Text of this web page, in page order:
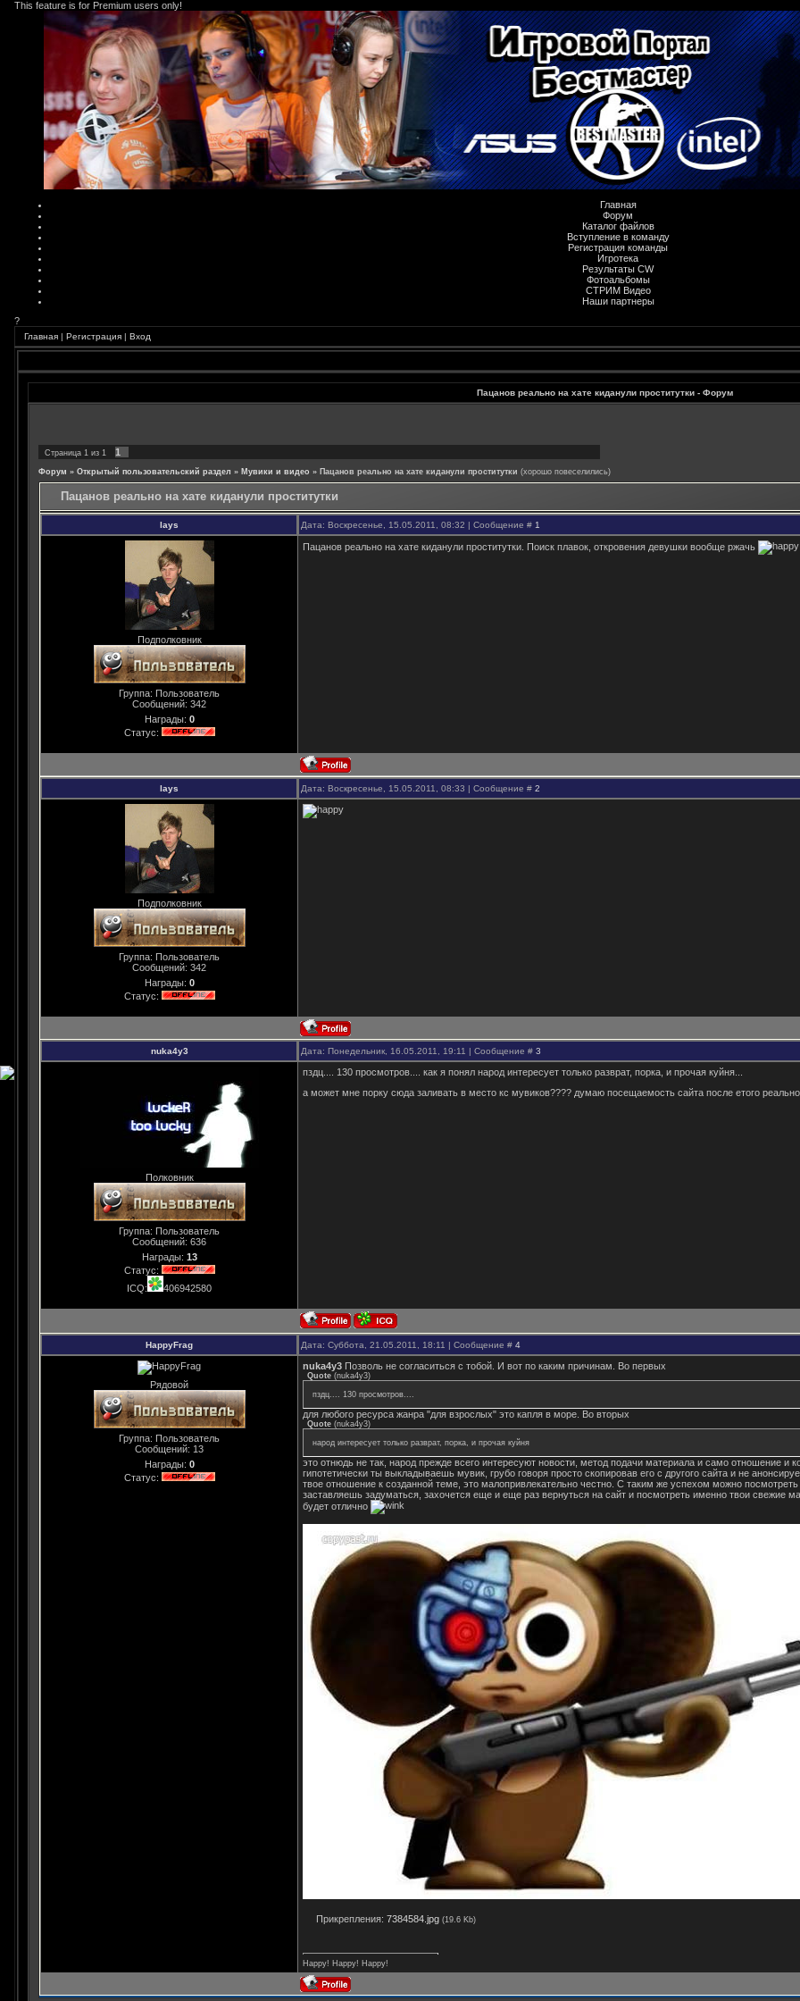
This feature is for Premium users only!
Главная
Форум
Каталог файлов
Вступление в команду
Регистрация команды
Игротека
Результаты CW
Фотоальбомы
СТРИМ Видео
Наши партнеры
?
Главная | Регистрация | Вход
Пацанов реально на хате киданули проститутки - Форум
Страница 1 из 1 1
Форум » Открытый пользовательский раздел » Мувики и видео » Пацанов реально на хате киданули проститутки (хорошо повеселились)
Пацанов реально на хате киданули проститутки
lays Дата: Воскресенье, 15.05.2011, 08:32 | Сообщение # 1
Подполковник
Группа: Пользователь
Сообщений: 342
Награды: 0
Статус:
Пацанов реально на хате киданули проститутки. Поиск плавок, откровения девушки вообще ржачь
lays Дата: Воскресенье, 15.05.2011, 08:33 | Сообщение # 2
Подполковник
Группа: Пользователь
Сообщений: 342
Награды: 0
Статус:
nuka4y3 Дата: Понедельник, 16.05.2011, 19:11 | Сообщение # 3
Полковник
Группа: Пользователь
Сообщений: 636
Награды: 13
Статус:
ICQ:
406942580
пздц.... 130 просмотров.... как я понял народ интересует только разврат, порка, и прочая куйня...
а может мне порку сюда заливать в место кс мувиков???? думаю посещаемость сайта после етого реально
HappyFrag Дата: Суббота, 21.05.2011, 18:11 | Сообщение # 4
Рядовой
Группа: Пользователь
Сообщений: 13
Награды: 0
Статус:
nuka4y3 Позволь не согласиться с тобой. И вот по каким причинам. Во первых
Quote (nuka4y3)
пздц.... 130 просмотров....
для любого ресурса жанра "для взрослых" это капля в море. Во вторых
Quote (nuka4y3)
народ интересует только разврат, порка, и прочая куйня
это отнюдь не так, народ прежде всего интересуют новости, метод подачи материала и само отношение и
гипотетически ты выкладываешь мувик, грубо говоря просто скопировав его с другого сайта и не
твое отношение к созданной теме, это малопривлекательно честно. С таким же успехом можно
заставляешь задуматься, захочется еще и еще раз вернуться на сайт и посмотреть именно твои свежие
будет отлично
Прикрепления: 7384584.jpg (19.6 Kb)
Happy! Happy! Happy!